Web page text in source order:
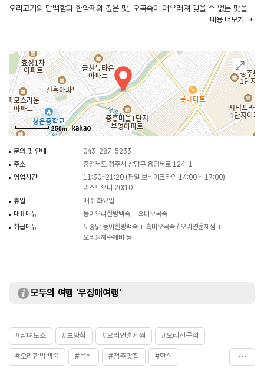
오리고기의 담백함과 한약재의 깊은 맛, 오곡죽이 어우러져 잊을 수 없는 맛을
선사한다. 진정한 웰빙 오리요리를 맛보고 싶은 사람은 꼭 한번 방문하길
내용 더보기
250m
문의 및 안내
043-287-5233
주소
충청북도 청주시 상당구 용암북로 124-1
영업시간
11:30~21:20 (평일 브레이크타임 14:00 ~ 17:00)
라스트오더 20:10
휴일
매주 화요일
대표메뉴
능이오리한방백숙 + 흑미오곡죽
취급메뉴
토종닭 능이한방백숙 + 흑미오곡죽 / 오리연훈제찜 +
오리들깨수제비 등
모두의 여행 '무장애여행'
#남녀노소 #보양식 #오리연훈제찜 #오리전문점
#오리한방백숙 #음식 #청주맛집 #한식